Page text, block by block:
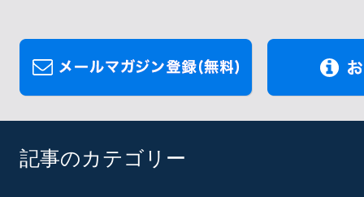
記事のカテゴリー